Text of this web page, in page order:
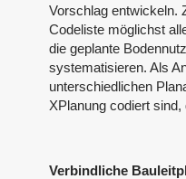
Vorschlag entwickeln.
Codeliste möglichst
die geplante
systematisieren. Als
unterschiedlichen
XPlanung codiert sind,
Verbindliche